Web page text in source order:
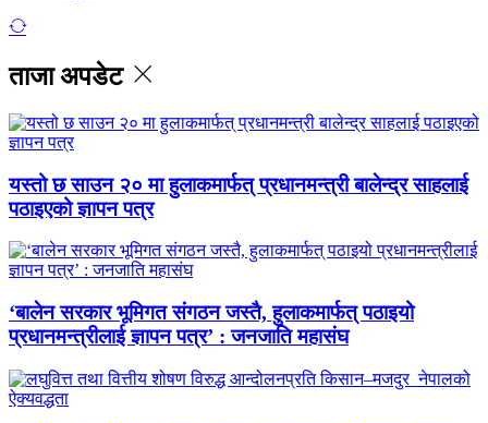
ताजा अपडेट
यस्तो छ साउन २० मा हुलाकमार्फत् प्रधानमन्त्री बालेन्द्र साहलाई
पठाइएको ज्ञापन पत्र
‘बालेन सरकार भूमिगत संगठन जस्तै, हुलाकमार्फत् पठाइयो
प्रधानमन्त्रीलाई ज्ञापन पत्र’ : जनजाति महासंघ